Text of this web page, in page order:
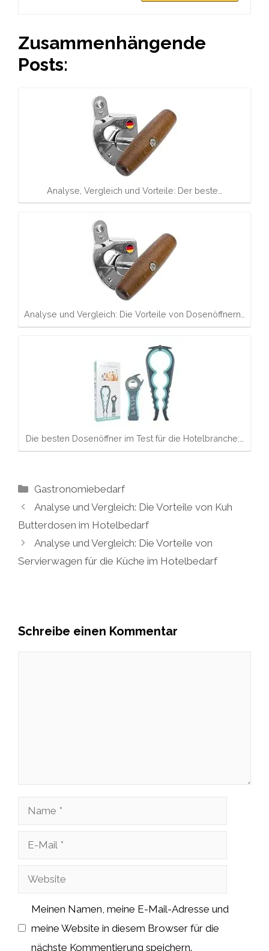
Zusammenhängende
Posts:
Analyse, Vergleich und Vorteile: Der beste…
Analyse und Vergleich: Die Vorteile von Dosenöffnern…
Die besten Dosenöffner im Test für die Hotelbranche:…
Kategorien
Gastronomiebedarf
Analyse und Vergleich: Die Vorteile von Kuh
Butterdosen im Hotelbedarf
Analyse und Vergleich: Die Vorteile von
Servierwagen für die Küche im Hotelbedarf
Schreibe einen Kommentar
Name
Website
Meinen Namen, meine E-Mail-Adresse und
meine Website in diesem Browser für die
nächste Kommentierung speichern.